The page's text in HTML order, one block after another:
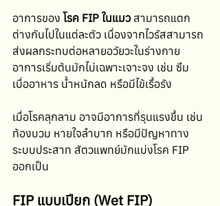
อาการของ โรค FIP ในแมว สามารถแตก
ต่างกันไปในแต่ละตัว เนื่องจากไวรัสสามารถ
ส่งผลกระทบต่อหลายอวัยวะในร่างกาย
อาการเริ่มต้นมักไม่เฉพาะเจาะจง เช่น ซึม
เบื่ออาหาร น้ำหนักลด หรือมีไข้เรื้อรัง
เมื่อโรคลุกลาม อาจมีอาการที่รุนแรงขึ้น เช่น
ท้องบวม หายใจลำบาก หรือมีปัญหาทาง
ระบบประสาท สัตวแพทย์มักแบ่งโรค FIP
ออกเป็น
FIP แบบเปียก (Wet FIP)